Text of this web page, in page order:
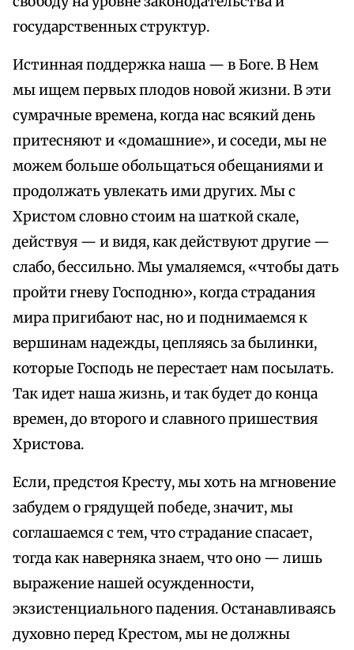
государственных структур.
Истинная поддержка наша — в Боге. В Нем
мы ищем первых плодов новой жизни. В эти
сумрачные времена, когда нас всякий день
притесняют и «домашние», и соседи, мы не
можем больше обольщаться обещаниями и
продолжать увлекать ими других. Мы с
Христом словно стоим на шаткой скале,
действуя — и видя, как действуют другие —
слабо, бессильно. Мы умаляемся, «чтобы дать
пройти гневу Господню», когда страдания
мира пригибают нас, но и поднимаемся к
вершинам надежды, цепляясь за былинки,
которые Господь не перестает нам посылать.
Так идет наша жизнь, и так будет до конца
времен, до второго и славного пришествия
Христова.
Если, предстоя Кресту, мы хоть на мгновение
забудем о грядущей победе, значит, мы
соглашаемся с тем, что страдание спасает,
тогда как наверняка знаем, что оно — лишь
выражение нашей осужденности,
экзистенциального падения. Останавливаясь
духовно перед Крестом, мы не должны